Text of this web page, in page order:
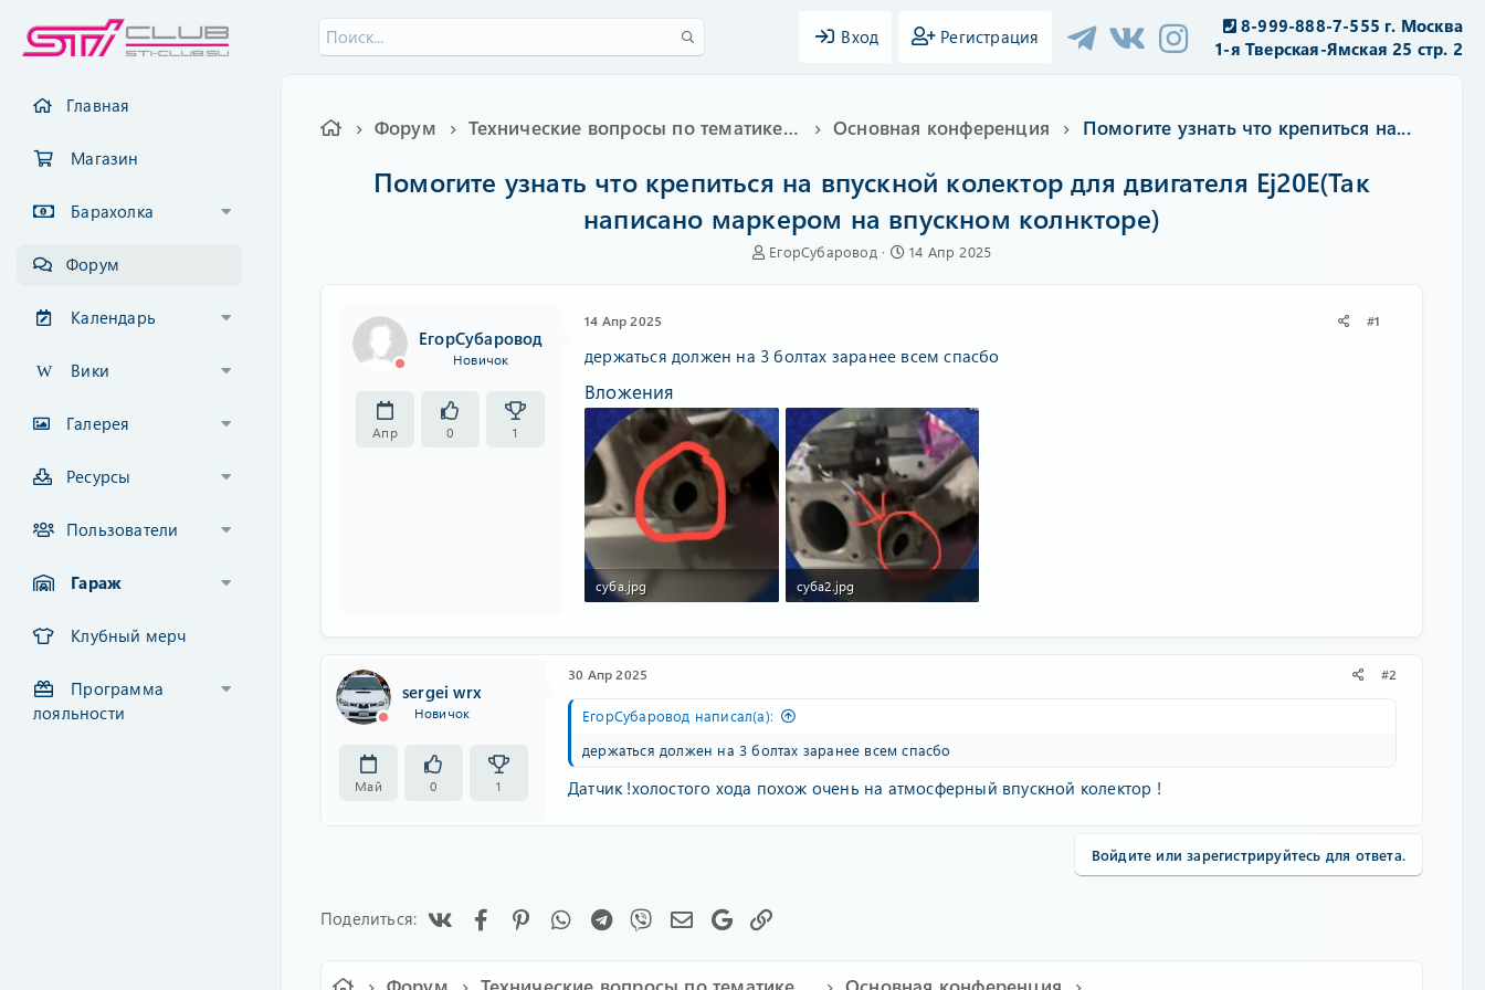
Вход Регистрация
8-999-888-7-555 г. Москва
1-я Тверская-Ямская 25 стр. 2
Главная
Магазин
Барахолка
Форум
Календарь
Вики
Галерея
Ресурсы
Пользователи
Гараж
Клубный мерч
Программа
лояльности
Форум Технические вопросы по тематике Subaru Основная конференция Помогите узнать что крепиться на...
Помогите узнать что крепиться на впускной колектор для двигателя Ej20E(Так
написано маркером на впускном колнкторе)
А
ы
ЕгорСубаровод
Д
а
л
а
14 Апр 2025
ЕгорСубаровод
Новичок
Апр 0 1
14 Апр 2025 #1
держаться должен на 3 болтах заранее всем спасбо
Вложения
суба.jpg
суба2.jpg
sergei wrx
Новичок
Май 0 1
30 Апр 2025 #2
ЕгорСубаровод написал(а):
держаться должен на 3 болтах заранее всем спасбо
Датчик !холостого хода похож очень на атмосферный впускной колектор !
Войдите или зарегистрируйтесь для ответа.
Поделиться: FacebookPinterestWhatsAppTelegram
Viber Электронная почта
Google